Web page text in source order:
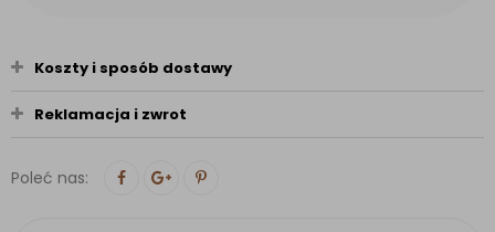
Koszty i sposób dostawy
Reklamacja i zwrot
Poleć nas: